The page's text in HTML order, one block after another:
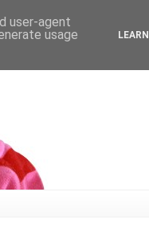
user-agent
usage